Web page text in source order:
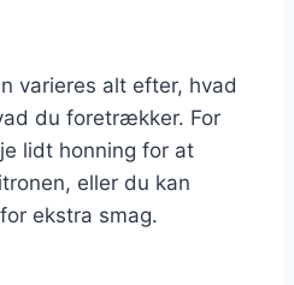
varieres alt efter, hvad
du foretrækker. For
lidt honning for at
eller du kan
ekstra smag.